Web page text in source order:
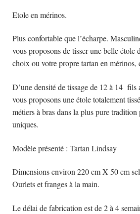
Etole en mérinos.
Plus confortable que l’écharpe.
vous proposons de tisser une belle étole
choix ou votre propre tartan en mérinos,
D’une densité de tissage de 12 à 14 fils
vous proposons une étole totalement
métiers à bras dans la plus pure tradition
uniques.
Modèle présenté : Tartan Lindsay
Dimensions environ 220 cm X 50 cm
Ourlets et franges à la main.
Le délai de fabrication est de 2 à 4